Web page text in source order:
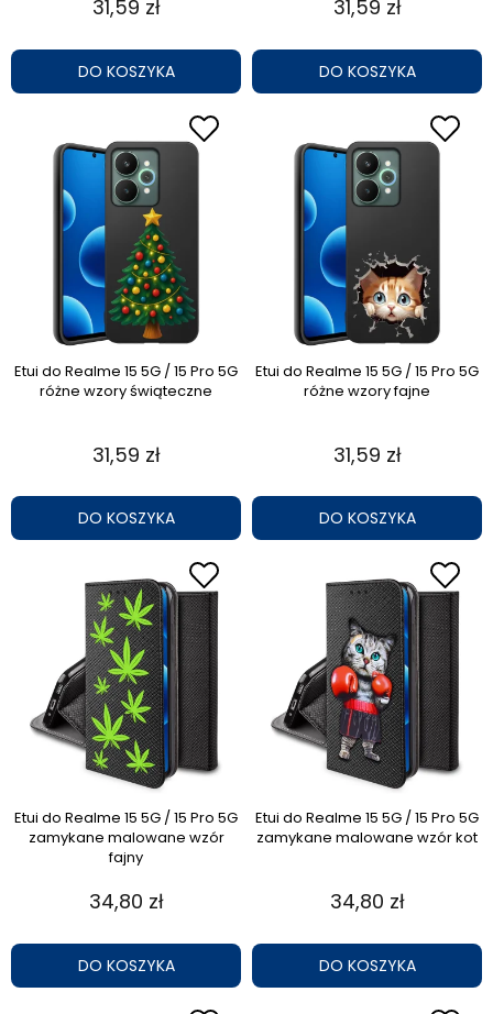
31,59 zł
DO KOSZYKA
31,59 zł
DO KOSZYKA
Etui do Realme 15 5G / 15 Pro 5G
różne wzory świąteczne
31,59 zł
DO KOSZYKA
Etui do Realme 15 5G / 15 Pro 5G
różne wzory fajne
31,59 zł
DO KOSZYKA
Etui do Realme 15 5G / 15 Pro 5G
zamykane malowane wzór
fajny
34,80 zł
DO KOSZYKA
Etui do Realme 15 5G / 15 Pro 5G
zamykane malowane wzór kot
34,80 zł
DO KOSZYKA